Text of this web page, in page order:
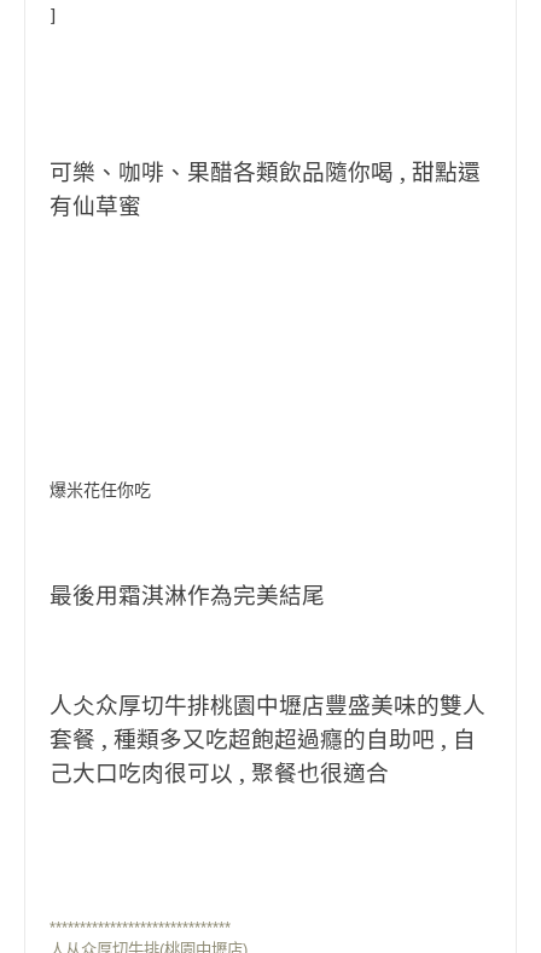
]
可樂、咖啡、果醋各類飲品隨你喝 , 甜點還
有仙草蜜
爆米花任你吃
最後用霜淇淋作為完美結尾
人仌众厚切牛排桃園中壢店豐盛美味的雙人
套餐 , 種類多又吃超飽超過癮的自助吧 , 自
己大口吃肉很可以 , 聚餐也很適合
******************************